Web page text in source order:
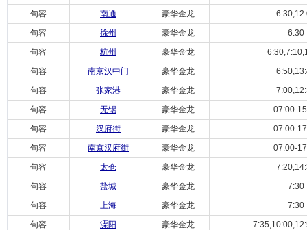
句容
南通 豪华金龙
句容
徐州 豪华金龙
6:30
句容
杭州 豪华金龙
句容
南京汉中门 豪华金龙
句容
张家港 豪华金龙
句容
无锡 豪华金龙
07:00-
句容
汉府街 豪华金龙
07:00-
句容
南京汉府街 豪华金龙
07:00-
句容
太仓 豪华金龙
句容
盐城 豪华金龙
7:30
句容
上海 豪华金龙
7:30
句容
溧阳 豪华金龙